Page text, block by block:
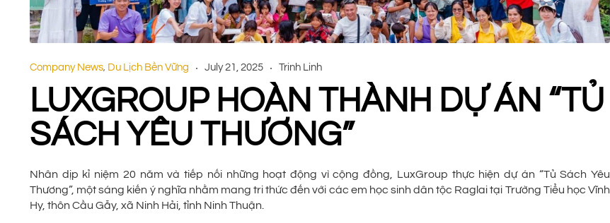
Company News, Du Lịch Bền Vững July 21, 2025 Trinh Linh
LUXGROUP HOÀN THÀNH DỰ ÁN “TỦ
SÁCH YÊU THƯƠNG”
Nhân dịp kỉ niệm 20 năm và tiếp nối những hoạt động vì cộng đồng, LuxGroup thực hiện dự án “Tủ Sách Yêu
Thương”, một sáng kiến ý nghĩa nhằm mang tri thức đến với các em học sinh dân tộc Raglai tại Trường Tiểu học Vĩnh
Hy, thôn Cầu Gẫy, xã Ninh Hải, tỉnh Ninh Thuận.